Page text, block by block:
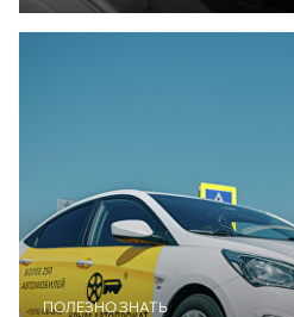
ПОЛЕЗНО ЗНАТЬ